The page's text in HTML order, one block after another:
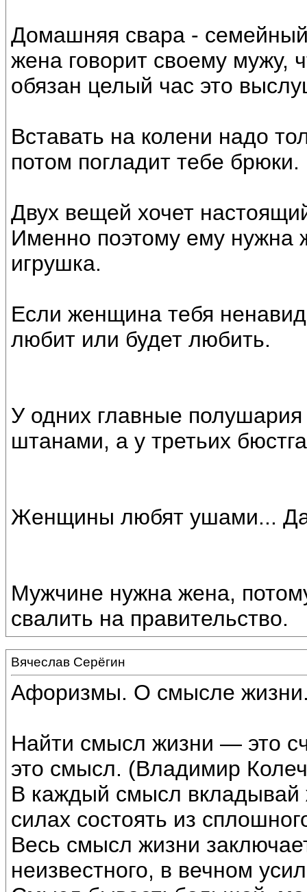
Домашняя свара - семейный
жена говорит своему мужу,
обязан целый час это
Вставать на колени надо
потом погладит тебе брюки.
Двух вещей хочет
Именно поэтому ему нужна
игрушка.
Если женщина тебя
любит или будет любить.
У одних главные
штанами, а у третьих
Женщины любят ушами...
Мужчине нужна жена,
свалить на правительство.
Вячеслав Серёгин
Афоризмы. О смысле
Найти смысл жизни — это
это смысл. (Владимир
В каждый смысл вкладывай
силах состоять из
Весь смысл жизни
неизвестного, в вечном